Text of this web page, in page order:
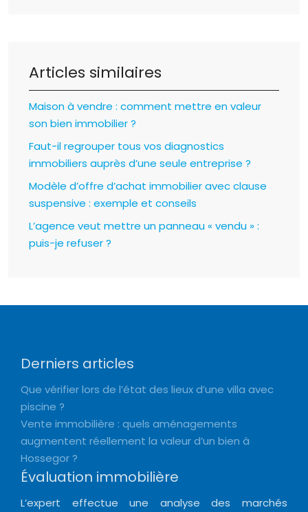
Articles similaires
Maison à vendre : comment mettre en valeur
son bien immobilier ?
Faut-il regrouper tous vos diagnostics
immobiliers auprès d’une seule entreprise ?
Modèle d’offre d’achat immobilier avec clause
suspensive : exemple et conseils
L’agence veut mettre un panneau « vendu » :
puis-je refuser ?
Derniers articles
Que vérifier lors de l’état des lieux d’une villa avec
piscine ?
Vente immobilière : quels aménagements
augmentent réellement la valeur d’un bien à
Hossegor ?
Évaluation immobilière
L’expert effectue une analyse des marchés